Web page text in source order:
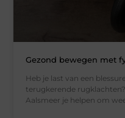
Gezond bewegen met
Heb je last van een
terugkerende
Aalsmeer je helpen om